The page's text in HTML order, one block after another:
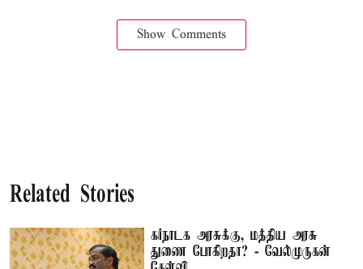
Show Comments
Related Stories
கர்நாடக அரசுக்கு, மத்திய அரசு
துணை போகிறதா? - வேல்முருகன்